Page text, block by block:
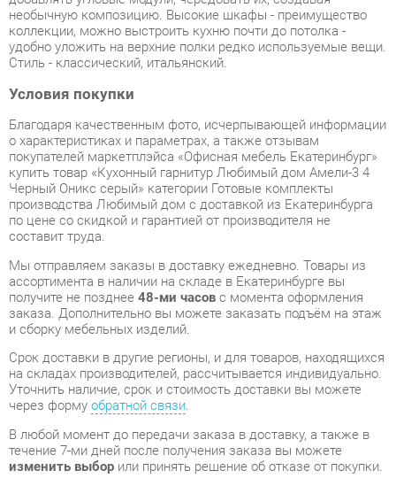
Условия покупки
Благодаря качественным фото, исчерпывающей информации
о характеристиках и параметрах, а также отзывам
покупателей маркетплэйса «Офисная мебель Екатеринбург»
купить товар «Кухонный гарнитур Любимый дом Амели-3 4
Черный Оникс серый» категории Готовые комплекты
производства Любимый дом с доставкой из Екатеринбурга
по цене со скидкой и гарантией от производителя не
составит труда.
Мы отправляем заказы в доставку ежедневно. Товары из
ассортимента в наличии на складе в Екатеринбурге вы
получите не позднее48-ми часовс момента оформления
заказа. Дополнительно вы можете заказать подъём на этаж
Срок доставки в другие регионы, и для товаров, находящихся
на складах производителей, рассчитывается индивидуально.
Уточнить наличие, срок и стоимость доставки вы можете
через формуобратной связи.
В любой момент до передачи заказа в доставку, а также в
течение 7-ми дней после получения заказа вы можете
изменить выборили принять решение об отказе от покупки.
Несмотря на качественную упаковку, готовые комплекты
могут быть повреждены при транспортировке. Если Вы
заметили дефект при приёме - мы заменим поврежденную
деталь.Повторная доставкатовара -бесплатна.